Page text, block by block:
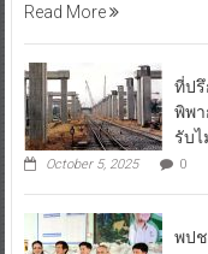
Read More
ที่ปรึ
พิพ
รับ
October 5, 2025 0
พปช